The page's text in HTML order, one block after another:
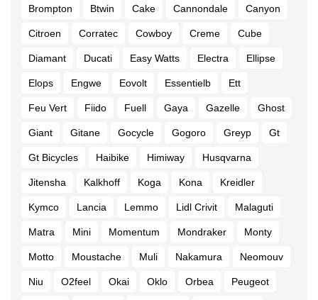
Brompton Btwin Cake Cannondale Canyon
Citroen Corratec Cowboy Creme Cube
Diamant Ducati Easy Watts Electra Ellipse
Elops Engwe Eovolt Essentielb Ett
Feu Vert Fiido Fuell Gaya Gazelle Ghost
Giant Gitane Gocycle Gogoro Greyp Gt
Gt Bicycles Haibike Himiway Husqvarna
Jitensha Kalkhoff Koga Kona Kreidler
Kymco Lancia Lemmo Lidl Crivit Malaguti
Matra Mini Momentum Mondraker Monty
Motto Moustache Muli Nakamura Neomouv
Niu O2feel Okai Oklo Orbea Peugeot